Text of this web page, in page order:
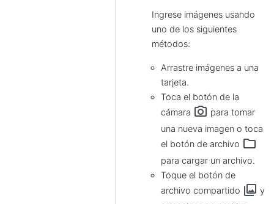
Ingrese imágenes usando
uno de los siguientes
métodos:
Arrastre imágenes a una
tarjeta.
Toca el botón de la
cámara camera_alt para tomar
una nueva imagen o toca
el botón de archivo folder
para cargar un archivo.
Toque el botón de
archivo compartido photo_library y